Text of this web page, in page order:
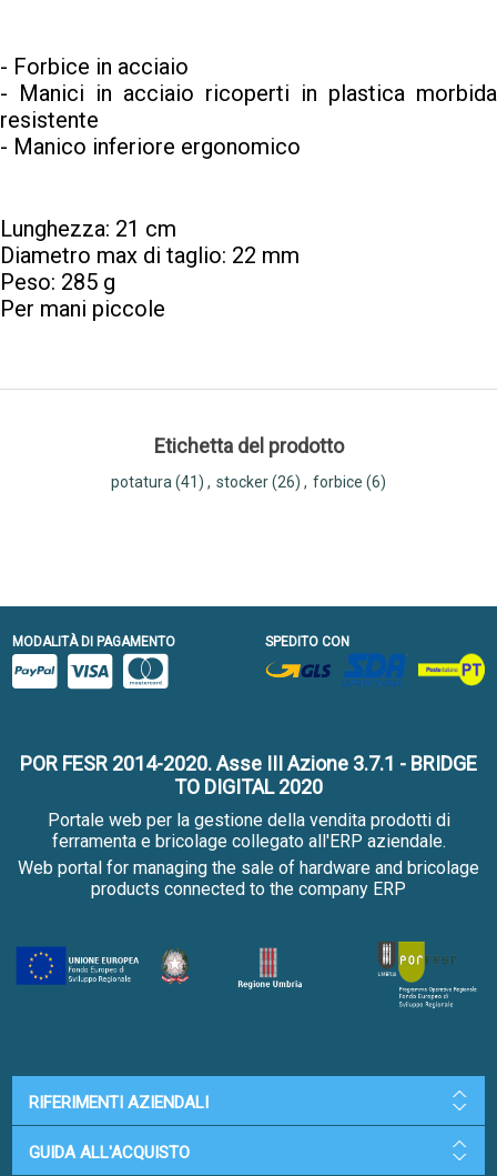
- Forbice in acciaio
- Manici in acciaio ricoperti in plastica morbida
resistente
- Manico inferiore ergonomico
Lunghezza: 21 cm
Diametro max di taglio: 22 mm
Peso: 285 g
Per mani piccole
Etichetta del prodotto
potatura(41) , stocker(26) , forbice (6)
MODALITÀ DI PAGAMENTO SPEDITO CON
POR FESR 2014-2020. Asse III Azione 3.7.1 - BRIDGE
TO DIGITAL 2020
Portale web per la gestione della vendita prodotti di
ferramenta e bricolage collegato all'ERP aziendale.
Web portal for managing the sale of hardware and bricolage
products connected to the company ERP
RIFERIMENTI AZIENDALI
GUIDA ALL'ACQUISTO